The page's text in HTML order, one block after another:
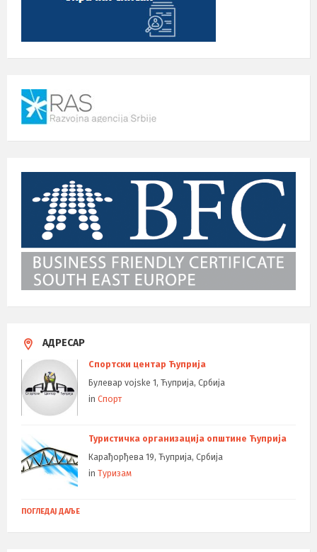
АДРЕСАР
Спортски центар Ћуприја
Булевар vojske 1, Ћуприја, Србија
in Спорт
Туристичка организација општине Ћуприја
Карађорђева 19, Ћуприја, Србија
in Туризам
ПОГЛЕДАЈ ДАЉЕ